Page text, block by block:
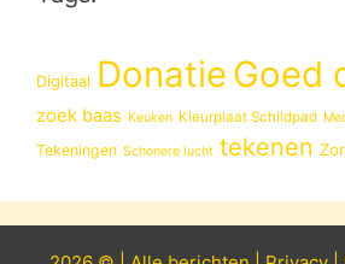
Digitaal Donatie Goed
zoek baas Keuken Kleurplaat Schildpad
Tekeningen Schonere lucht tekenen